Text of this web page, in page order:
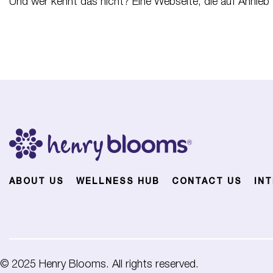
Und wer kennt das nicht? Eine Webseite, die auf
ABOUT US WELLNESS HUB CONTACT US
© 2025 Henry Blooms. All rights reserved.